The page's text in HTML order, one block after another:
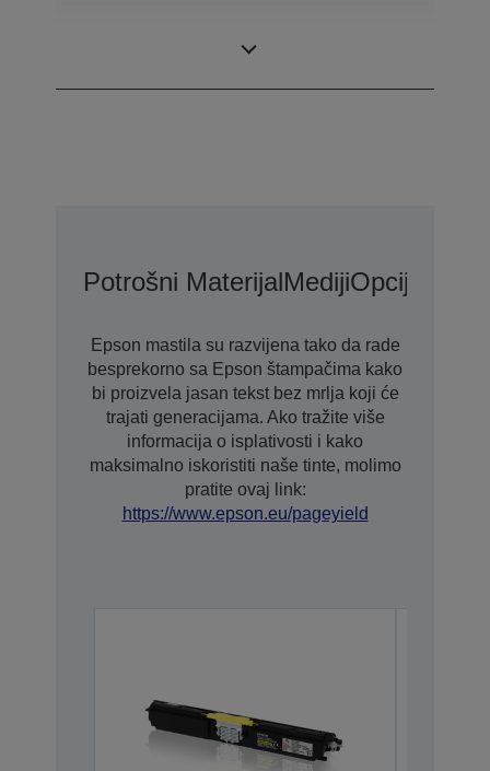
Potrošni MaterijalMedijiOpcije
Epson mastila su razvijena tako da rade
besprekorno sa Epson štampačima kako
bi proizvela jasan tekst bez mrlja koji će
trajati generacijama. Ako tražite više
informacija o isplativosti i kako
maksimalno iskoristiti naše tinte, molimo
pratite ovaj link:
https://www.epson.eu/pageyield